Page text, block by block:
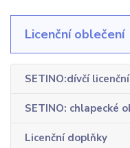
Licenční oblečení
SETINO:dívčí
SETINO: chlapecké
Licenční doplňky